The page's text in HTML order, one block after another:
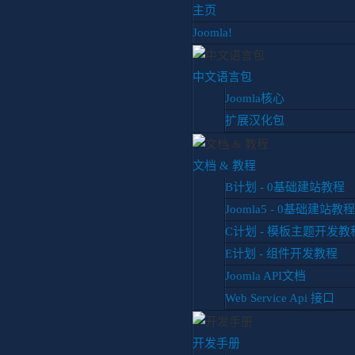
主页
Joomla!
中文语言包
Joomla核心
扩展汉化包
文档 & 教程
B计划 - 0基础建站教程
Joomla5 - 0基础建站教程
C计划 - 模板主题开发教
E计划 - 组件开发教程
Joomla API文档
Web Service Api 接口
开发手册
实战Joomla从0搭
官方系列教材 - F计划
F计划 犀利的插件
F计划
第1章 F计划的诞生